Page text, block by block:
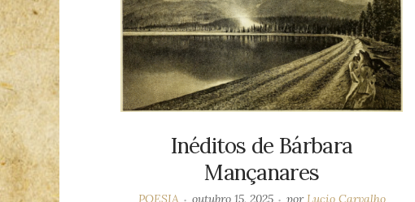
Inéditos de Bárbara
Mançanares